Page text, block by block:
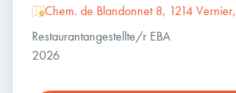
Chem. de Blandonnet 8, 1214
Restaurantangestellte/r EBA
2026